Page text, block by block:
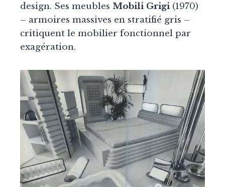
design. Ses meubles Mobili Grigi(1970)
– armoires massives en stratifié gris –
critiquent le mobilier fonctionnel par
exagération.